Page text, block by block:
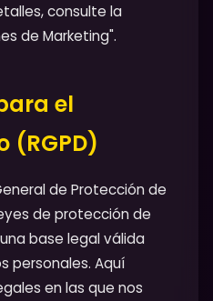
consulte la
de Marketing".
el
(RGPD)
de Protección de
de protección de
base legal válida
personales. Aquí
en las que nos